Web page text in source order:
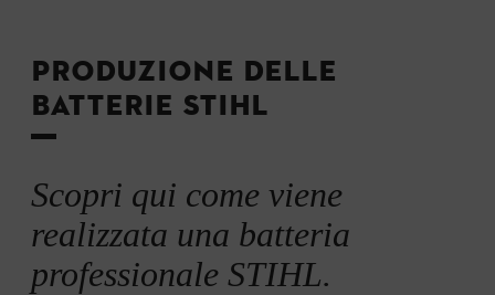
PRODUZIONE DELLE
BATTERIE STIHL
Scopri qui come viene
realizzata una batteria
professionale STIHL.